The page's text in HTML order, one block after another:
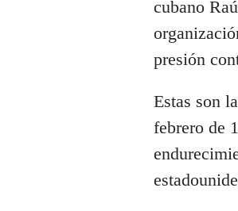
cubano
presión
Estas son
febrero de